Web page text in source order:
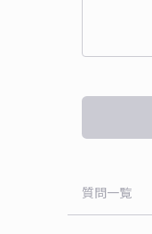
質問一覧